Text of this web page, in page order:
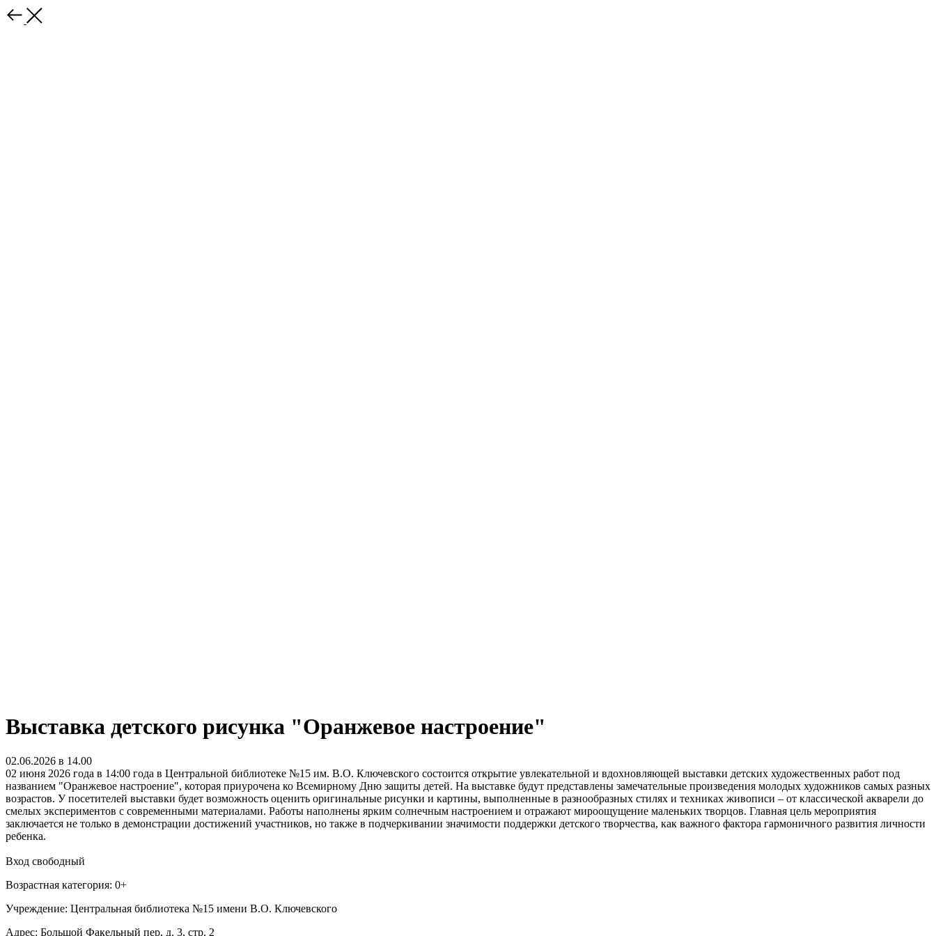
Выставка детского рисунка "Оранжевое настроение"
02.06.2026 в 14.00
02 июня 2026 года в 14:00 года в Центральной библиотеке №15 им. В.О. Ключевского состоится открытие увлекательной и вдохновляющей выставки детских художественных работ под
названием "Оранжевое настроение", которая приурочена ко Всемирному Дню защиты детей. На выставке будут представлены замечательные произведения молодых художников самых разных
возрастов. У посетителей выставки будет возможность оценить оригинальные рисунки и картины, выполненные в разнообразных стилях и техниках живописи – от классической акварели до
смелых экспериментов с современными материалами. Работы наполнены ярким солнечным настроением и отражают мироощущение маленьких творцов. Главная цель мероприятия
заключается не только в демонстрации достижений участников, но также в подчеркивании значимости поддержки детского творчества, как важного фактора гармоничного развития личности
ребенка.
Вход свободный
Возрастная категория: 0+
Учреждение: Центральная библиотека №15 имени В.О. Ключевского
Адрес: Большой Факельный пер, д. 3, стр. 2